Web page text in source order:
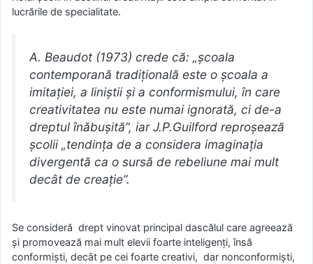
lucrările de specialitate.
A. Beaudot (1973) crede că: „școala
contemporană tradițională este o școala a
imitației, a liniștii și a conformismului, în care
creativitatea nu este numai ignorată, ci de-a
dreptul înăbușită”, iar J.P.Guilford reproșează
școlii „tendința de a considera imaginația
divergentă ca o sursă de rebeliune mai mult
decât de creație”.
Se consideră drept vinovat principal dascălul care agreează
și promovează mai mult elevii foarte inteligenți, însă
conformiști, decât pe cei foarte creativi, dar nonconformiști,